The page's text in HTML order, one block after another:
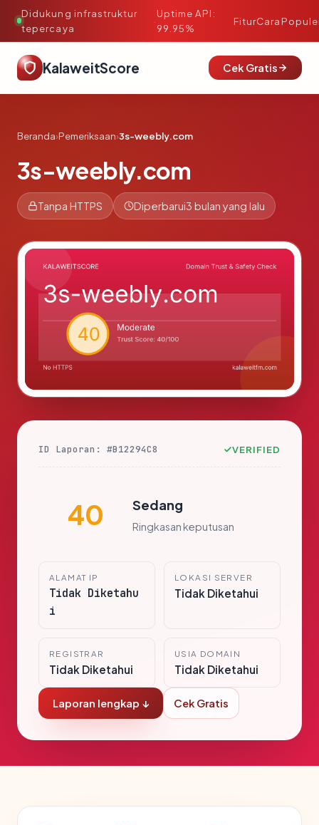
Didukung infrastruktur
tepercaya
·
Uptime API:
99.95%
FiturCara
KalaweitScore Cek Gratis
Beranda›Pemeriksaan›3s-weebly.com
3s-weebly.com
Tanpa HTTPS Diperbarui3 bulan yang lalu
ID Laporan: #B12294C8 VERIFIED
40 Sedang
Ringkasan keputusan
ALAMAT IP
Tidak Diketahu
i
LOKASI SERVER
Tidak Diketahui
REGISTRAR
Tidak Diketahui
USIA DOMAIN
Tidak Diketahui
Laporan lengkap ↓ Cek Gratis